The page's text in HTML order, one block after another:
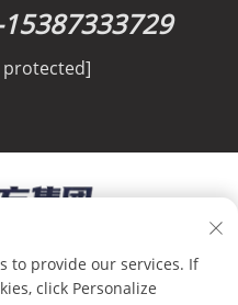
protected]
Logistics Co.,
- Política de
to provide our services. If
click Personalize